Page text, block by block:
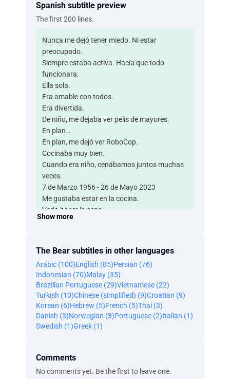
Spanish subtitle preview
The first 200 lines.
Nunca me dejó tener miedo. Ni estar
preocupado.
Siempre estaba activa. Hacía que todo
funcionara.
Ella sola.
Era amable con todos.
Era divertida.
De niño, me dejaba ver pelis de mayores.
En plan…
En plan, me dejó ver RoboCop.
Cocinaba muy bien.
Cuando era niño, cenábamos juntos muchas
veces.
7 de Marzo 1956 - 26 de Mayo 2023
Me gustaba estar en la cocina.
Verla hacer la cena.
Era muy creativa.
Era muy lista.
Y quería a todo el mundo.
Creo que se nota. Ha venido mucha gente.
Siempre me sentí querido.
Daba igual lo que pasara
o si me había metido en un lío o lo que fuera.
Sabía que me escuchaba.
Aunque no podía hablar,
a veces parecía que nos comunicábamos
Show more
The Bear subtitles in other languages
Arabic (100)English (85)Persian (76)
Indonesian (70)Malay (35)
Brazilian Portuguese (29)Vietnamese (22)
Turkish (10)Chinese (simplified) (9)Croatian (9)
Korean (6)Hebrew (5)French (5)Thai (3)
Danish (3)Norwegian (3)Portuguese (2)Italian (1)
Swedish (1)Greek (1)
Comments
No comments yet. Be the first to leave one.